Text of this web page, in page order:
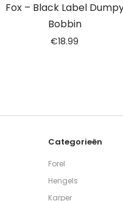
Fox – Black Label
Bobbin
€18.99
Categorieën
Forel
Hengels
Karper